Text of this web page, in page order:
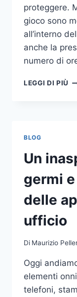
proteggere.
gioco sono
all’interno
anche la
numero di
LEGGI DI PIÙ
BLOG
Un
germi
delle
ufficio
Di Maurizio
Oggi
elementi
telefoni,